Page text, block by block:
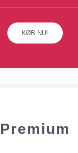
KØB NU!
Premium